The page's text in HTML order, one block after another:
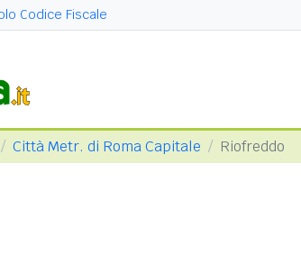
Codice Fiscale
Città Metr. di Roma Capitale Riofreddo